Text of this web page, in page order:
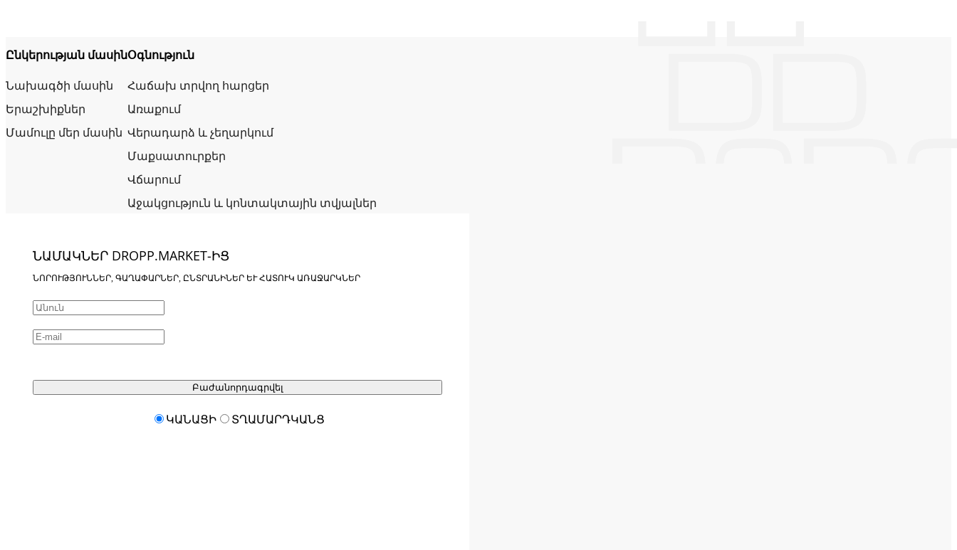
Ընկերության մասին
Նախագծի մասին
Երաշխիքներ
Մամուլը մեր մասին
Օգնություն
Հաճախ տրվող հարցեր
Առաքում
Վերադարձ և չեղարկում
Մաքսատուրքեր
Վճարում
Աջակցություն և կոնտակտային տվյալներ
ՆԱՄԱԿՆԵՐ DROPP.MARKET-ԻՑ
ՆՈՐՈՒԹՅՈՒՆՆԵՐ, ԳԱՂԱՓԱՐՆԵՐ, ԸՆՏՐԱՆԻՆԵՐ ԵՒ ՀԱՏՈՒԿ ԱՌԱՋԱՐԿՆԵՐ
Բաժանորդագրվել
ԿԱՆԱՑԻ ՏՂԱՄԱՐԴԿԱՆՑ